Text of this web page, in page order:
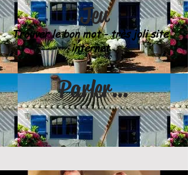
Jeu
Trouver le bon mot - très joli site
internet
Parler & écrire